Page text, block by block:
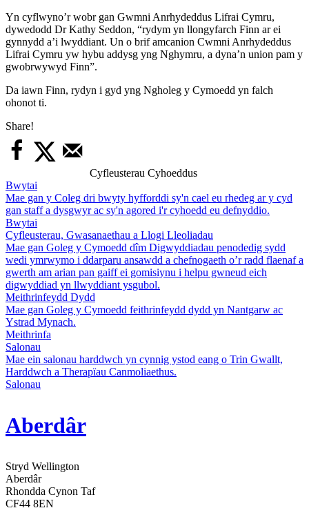
Yn cyflwyno’r wobr gan Gwmni Anrhydeddus Lifrai Cymru,
dywedodd Dr Kathy Seddon, “rydym yn llongyfarch Finn ar ei
gynnydd a’i lwyddiant. Un o brif amcanion Cwmni Anrhydeddus
Lifrai Cymru yw hybu addysg yng Nghymru, a dyna’n union pam y
gwobrwywyd Finn”.
Da iawn Finn, rydyn i gyd yng Ngholeg y Cymoedd yn falch
ohonot ti.
Share!
Cyfleusterau Cyhoeddus
Bwytai
Mae gan y Coleg dri bwyty hyfforddi sy'n cael eu rhedeg ar y cyd
gan staff a dysgwyr ac sy'n agored i'r cyhoedd eu defnyddio.
Bwytai
Cyfleusterau, Gwasanaethau a Llogi Lleoliadau
Mae gan Goleg y Cymoedd dîm Digwyddiadau penodedig sydd
wedi ymrwymo i ddarparu ansawdd a chefnogaeth o’r radd flaenaf a
gwerth am arian pan gaiff ei gomisiynu i helpu gwneud eich
digwyddiad yn llwyddiant ysgubol.
Meithrinfeydd Dydd
Mae gan Goleg y Cymoedd feithrinfeydd dydd yn Nantgarw ac
Ystrad Mynach.
Meithrinfa
Salonau
Mae ein salonau harddwch yn cynnig ystod eang o Trin Gwallt,
Harddwch a Therapïau Canmoliaethus.
Salonau
Aberdâr
Stryd Wellington
Aberdâr
Rhondda Cynon Taf
CF44 8EN